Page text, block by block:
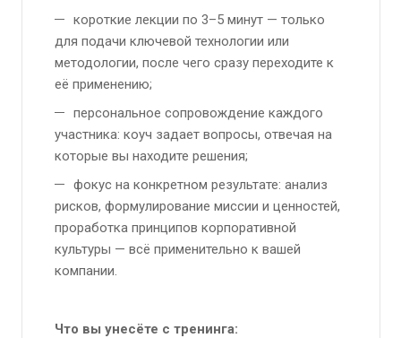
короткие лекции по 3–5 минут — только
для подачи ключевой технологии или
методологии, после чего сразу переходите к
её применению;
персональное сопровождение каждого
участника: коуч задает вопросы, отвечая на
которые вы находите решения;
фокус на конкретном результате: анализ
рисков, формулирование миссии и ценностей,
проработка принципов корпоративной
культуры — всё применительно к вашей
компании.
Что вы унесёте с тренинга: